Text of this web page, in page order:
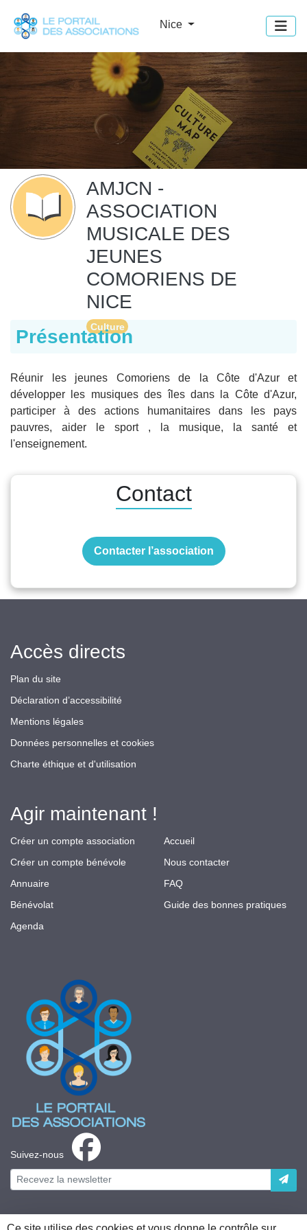
Nice
AMJCN -
ASSOCIATION
MUSICALE DES
JEUNES
COMORIENS DE
NICE
Culture
Présentation
Réunir les jeunes Comoriens de la Côte d'Azur et
développer les musiques des îles dans la Côte d'Azur,
participer à des actions humanitaires dans les pays
pauvres, aider le sport , la musique, la santé et
l'enseignement.
Contact
Contacter l’association
Suivez-nous
Accès directs
Plan du site
Déclaration d’accessibilité
Mentions légales
Données personnelles et cookies
Charte éthique et d'utilisation
Agir maintenant !
Créer un compte association
Créer un compte bénévole
Annuaire
Bénévolat
Agenda
Accueil
Nous contacter
FAQ
Guide des bonnes pratiques